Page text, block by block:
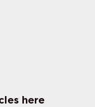
here